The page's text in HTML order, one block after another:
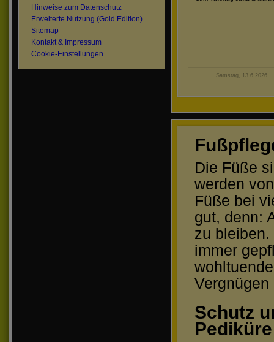
Samstag, 13.6.2026
Die Füße
werden
Füße bei
gut, denn:
zu
immer
Schutz
Hinweise zum Datenschutz
Erweiterte Nutzung (Gold Edition)
Sitemap
Kontakt & Impressum
Cookie-Einstellungen